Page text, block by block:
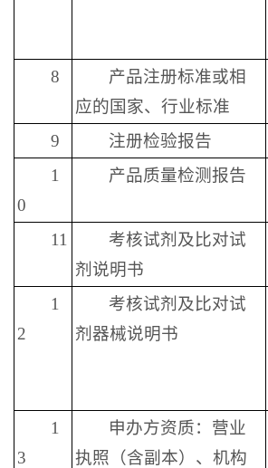
8
产品注册标准或相
应的国家、行业标准
9
注册检验报告
1
0
产品质量检测报告
11
考核试剂及比对试
剂说明书
1
2
考核试剂及比对试
剂器械说明书
1
3
申办方资质：营业
执照（含副本）、机构